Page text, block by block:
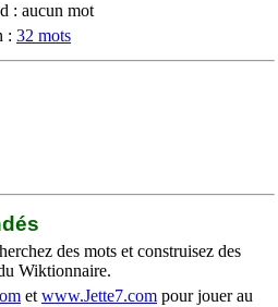
: aucun mot
: 32 mots
des mots et construisez des
Wiktionnaire.
et www.Jette7.com pour jouer au